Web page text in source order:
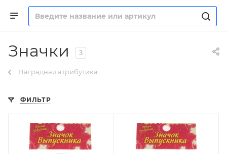
Значки 3
Наградная атрибутика
ФИЛЬТР